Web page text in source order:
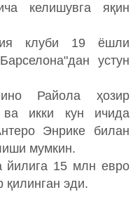
келишувга яқин
клуби 19 ёшли
устун
Райола ҳозир
икки кун ичида
Энрике билан
мумкин.
15 млн евро
қилинган эди.